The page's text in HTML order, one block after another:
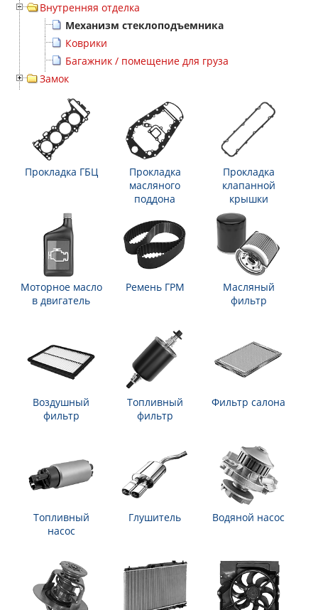
Внутренняя отделка
Механизм стеклоподъемника
Коврики
Багажник / помещение для груза
Замок
Прокладка ГБЦ
Прокладка
масляного
поддона
Прокладка
клапанной
крышки
Моторное масло
в двигатель
Ремень ГРМ
Масляный
фильтр
Воздушный
фильтр
Топливный
фильтр
Фильтр салона
Топливный
насос
Глушитель Водяной насос